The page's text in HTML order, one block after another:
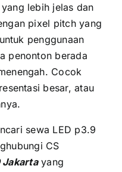
lеbіh jelas dаn
pixel pitch уаng
penggunaan
penonton berada
Cocok
besar, аtаu
sewa LED p3.9
CS
Jakartaуаng